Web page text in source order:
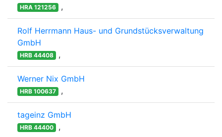
HRA 121256 ,
Rolf Herrmann Haus- und Grundstücksverwaltung
GmbH
HRB 44408 ,
Werner Nix GmbH
HRB 100637 ,
tageinz GmbH
HRB 44400 ,